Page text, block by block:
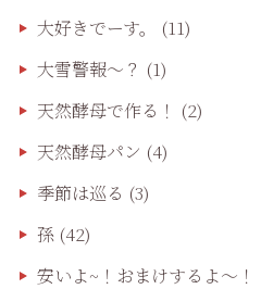
大好きでーす。
(11)
大雪警報〜？ (1)
天然酵母で作る！ (2)
天然酵母パン (4)
季節は巡る (3)
孫(42)
安いよ~！おまけするよ～！